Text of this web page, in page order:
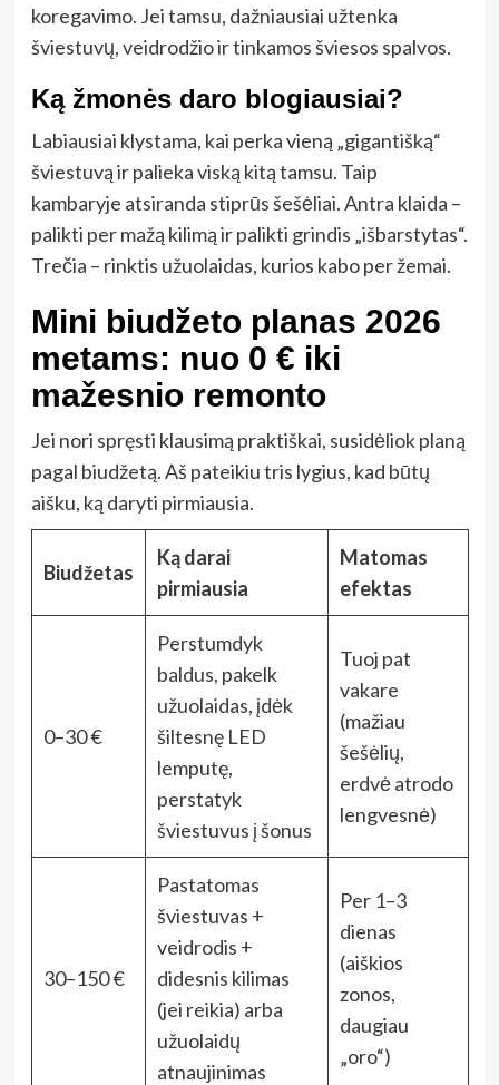
koregavimo. Jei tamsu, dažniausiai užtenka
šviestuvų, veidrodžio ir tinkamos šviesos spalvos.
Ką žmonės daro blogiausiai?
Labiausiai klystama, kai perka vieną „gigantišką“
šviestuvą ir palieka viską kitą tamsu. Taip
kambaryje atsiranda stiprūs šešėliai. Antra klaida –
palikti per mažą kilimą ir palikti grindis „išbarstytas“.
Trečia – rinktis užuolaidas, kurios kabo per žemai.
Mini biudžeto planas 2026
metams: nuo 0 € iki
mažesnio remonto
Jei nori spręsti klausimą praktiškai, susidėliok planą
pagal biudžetą. Aš pateikiu tris lygius, kad būtų
aišku, ką daryti pirmiausia.
Biudžetas
Ką darai
pirmiausia
Matomas
efektas
0–30 €
Perstumdyk
baldus, pakelk
užuolaidas, įdėk
šiltesnę LED
lemputę,
perstatyk
šviestuvus į šonus
Tuoj pat
vakare
(mažiau
šešėlių,
erdvė atrodo
lengvesnė)
30–150 €
Pastatomas
šviestuvas +
veidrodis +
didesnis kilimas
(jei reikia) arba
užuolaidų
atnaujinimas
Per 1–3
dienas
(aiškios
zonos,
daugiau
„oro“)